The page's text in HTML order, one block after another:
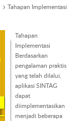
Tahapan Implementasi
Tahapan
Implementasi
Berdasarkan
pengalaman praktis
yang telah dilalui,
aplikasi SINTAG
dapat
diimplementasikan
menjadi beberapa